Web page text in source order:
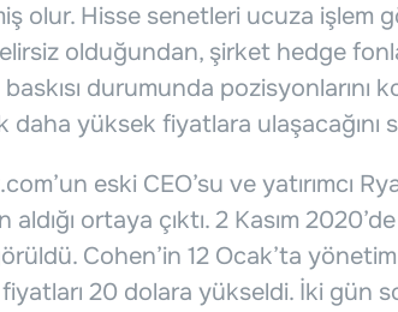
olur. Hisse senetleri ucuza işlem
olduğundan, şirket hedge
durumunda pozisyonlarını
yüksek fiyatlara ulaşacağını
eski CEO’su ve yatırımcı
ortaya çıktı. 2 Kasım
Cohen’in 12 Ocak’ta
fiyatları 20 dolara yükseldi. İki gün